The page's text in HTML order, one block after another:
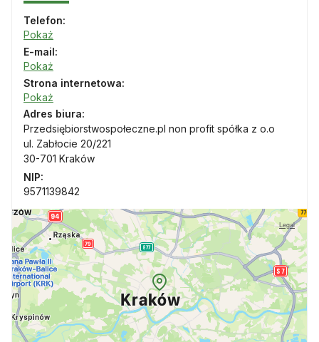
Telefon:
Pokaż
E-mail:
Pokaż
Strona internetowa:
Pokaż
Adres biura:
Przedsiębiorstwospołeczne.pl non profit spółka z o.o
ul. Zabłocie 20/221
30-701 Kraków
NIP:
9571139842
Legal